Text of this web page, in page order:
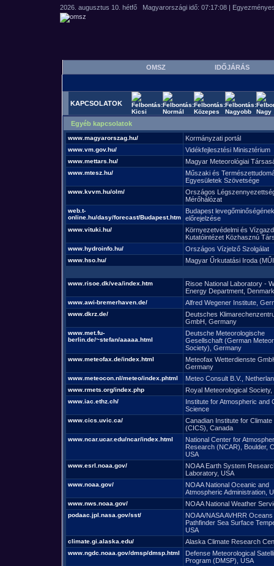
OMSZ IDŐJÁRÁS
KAPCSOLATOK
Egyéb kapcsolatok
www.magyarorszag.hu/ Kormányzati portál
www.vm.gov.hu/ Vidékfejlesztési Minisztérium
www.mettars.hu/ Magyar Meteorológiai
www.mtesz.hu/
Műszaki és
Egyesületek Szövetsége
www.kvvm.hu/olm/
Országos
Mérőhálózat
web.t-
online.hu/dasy/forecast/Budapest.htm
Budapest levegőminőségének
előrejelzése
www.vituki.hu/
Környezetvédelmi és
Kutatóintézet Közhasznú
www.hydroinfo.hu/ Országos Vízjelző Szolgálat
www.hso.hu/ Magyar Űrkutatási Iroda
www.risoe.dk/vea/index.htm
Risoe National Laboratory -
Energy Department, Denmark
www.awi-bremerhaven.de/ Alfred Wegener Institute,
www.dkrz.de/
Deutsches
GmbH, Germany
www.met.fu-
berlin.de/~stefan/aaaaa.html
Deutsche Meteorologische
Gesellschaft (German
Society), Germany
www.meteofax.de/index.html
Meteofax Wetterdienste
Germany
www.meteocon.nl/meteo/index.phtml Meteo Consult B.V.,
www.rmets.org/index.php Royal Meteorological Society,
www.iac.ethz.ch/
Institute for Atmospheric and
Science
www.cics.uvic.ca/
Canadian Institute for Climate
(CICS), Canada
www.ncar.ucar.edu/ncar/index.html
National Center for
Research (NCAR), Boulder,
USA
www.esrl.noaa.gov/
NOAA Earth System
Laboratory, USA
www.noaa.gov/
NOAA National Oceanic and
Atmospheric Administration,
www.nws.noaa.gov/ NOAA National Weather
podaac.jpl.nasa.gov/sst/
NOAA/NASA AVHRR Oceans
Pathfinder Sea Surface
USA
climate.gi.alaska.edu/ Alaska Climate Research
www.ngdc.noaa.gov/dmsp/dmsp.html
Defense Meteorological
Program (DMSP), USA